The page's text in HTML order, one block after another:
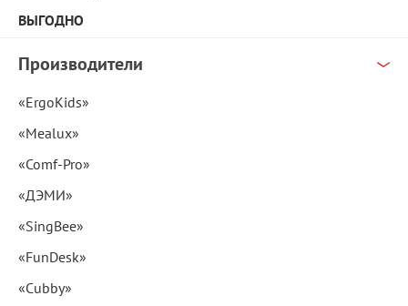
ВЫГОДНО
Производители
«ErgoKids»
«Mealux»
«Comf-Pro»
«ДЭМИ»
«SingBee»
«FunDesk»
«Cubby»